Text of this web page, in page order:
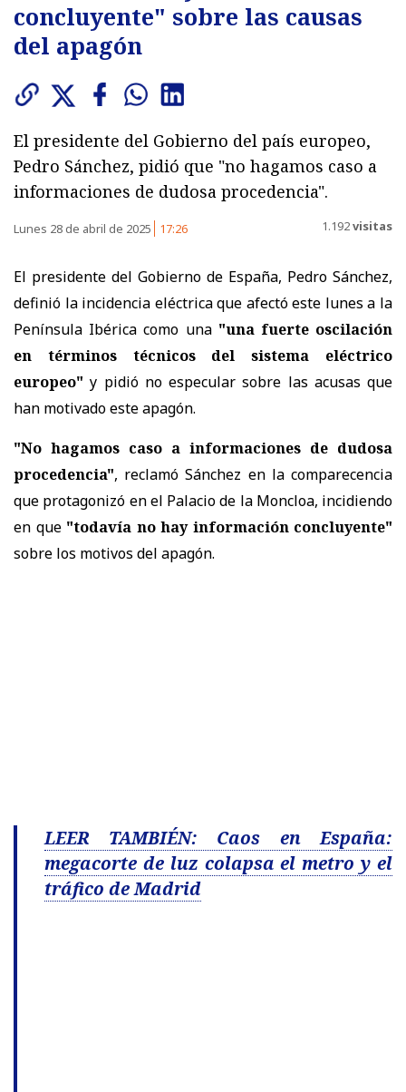
concluyente" sobre las causas
del apagón
El presidente del Gobierno del país europeo,
Pedro Sánchez, pidió que "no hagamos caso a
informaciones de dudosa procedencia".
Lunes 28 de abril de 2025 17:26 1.192visitas
El presidente del Gobierno de España, Pedro Sánchez,
definió la incidencia eléctrica que afectó este lunes a la
Península Ibérica como una "una fuerte oscilación
en términos técnicos del sistema eléctrico
europeo" y pidió no especular sobre las acusas que
han motivado este apagón.
"No hagamos caso a informaciones de dudosa
procedencia", reclamó Sánchez en la comparecencia
que protagonizó en el Palacio de la Moncloa, incidiendo
en que"todavía no hay información concluyente"
sobre los motivos del apagón.
LEER TAMBIÉN: Caos en España:
megacorte de luz colapsa el metro y el
tráfico de Madrid